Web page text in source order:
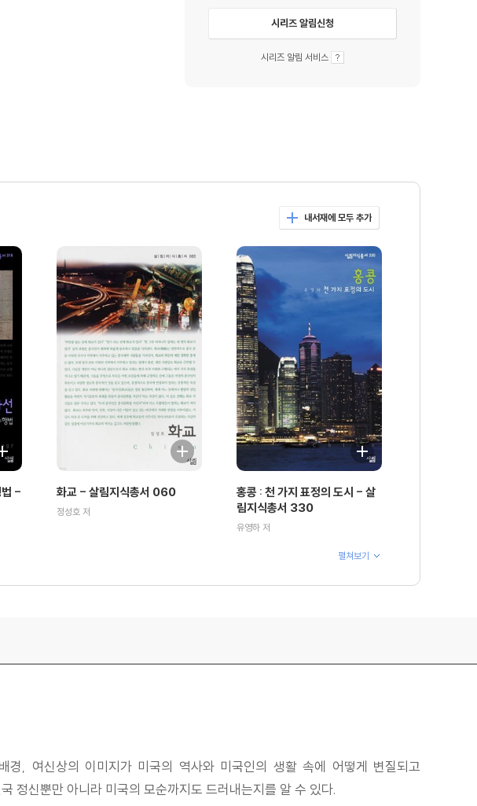
시리즈 알림신청
시리즈 알림 서비스
내서재에 모두 추가
법 -
화교 - 살림지식총서 060
정성호 저
홍콩 : 천 가지 표정의 도시 - 살
림지식총서 330
유영하 저
펼쳐보기
, 여신상의 이미지가 미국의 역사와 미국인의 생활 속에 어떻게 변질되고
정신뿐만 아니라 미국의 모순까지도 드러내는지를 알 수 있다.